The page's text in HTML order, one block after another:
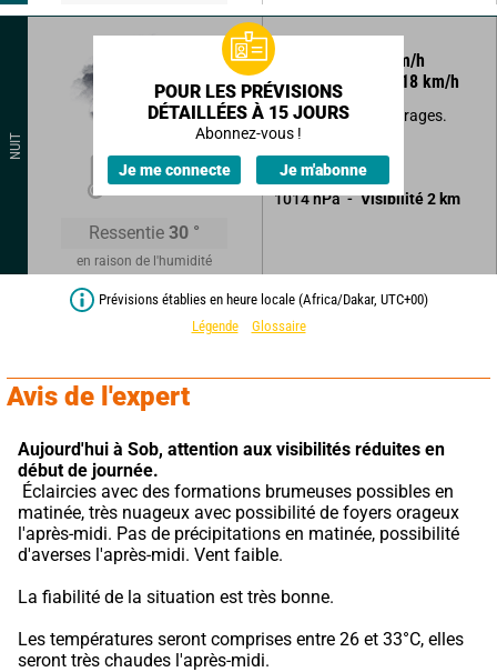
NUIT
27°
Ressentie 30 °
en raison de l'humidité
km/h
Rafales à
18 km/h
Développement d'orages.
Grains violents.
1014hPa Visibilité 2 km
POUR LES PRÉVISIONS
DÉTAILLÉES À 15 JOURS
Abonnez-vous !
Je me connecte Je m'abonne
Prévisions établies en heure locale (Africa/Dakar, UTC+00)
Légende
Glossaire
Avis de l'expert
Aujourd'hui à Sob, attention aux visibilités réduites en
début de journée.
matinée, très nuageux avec possibilité de foyers orageux
l'après-midi. Pas de précipitations en matinée, possibilité
d'averses l'après-midi. Vent faible.
La fiabilité de la situation est très bonne.
Les températures seront comprises entre 26 et 33°C, elles
seront très chaudes l'après-midi.